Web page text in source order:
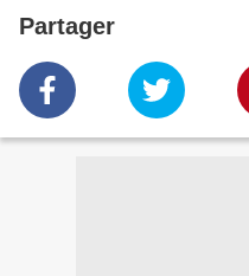
Partager